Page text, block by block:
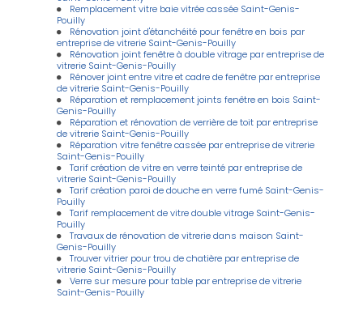
Remplacement vitre baie vitrée cassée Saint-Genis-
Pouilly
Rénovation joint d'étanchéité pour fenêtre en bois par
entreprise de vitrerie Saint-Genis-Pouilly
Rénovation joint fenêtre à double vitrage par entreprise de
vitrerie Saint-Genis-Pouilly
Rénover joint entre vitre et cadre de fenêtre par entreprise
de vitrerie Saint-Genis-Pouilly
Réparation et remplacement joints fenêtre en bois Saint-
Genis-Pouilly
Réparation et rénovation de verrière de toit par entreprise
de vitrerie Saint-Genis-Pouilly
Réparation vitre fenêtre cassée par entreprise de vitrerie
Saint-Genis-Pouilly
Tarif création de vitre en verre teinté par entreprise de
vitrerie Saint-Genis-Pouilly
Tarif création paroi de douche en verre fumé Saint-Genis-
Pouilly
Tarif remplacement de vitre double vitrage Saint-Genis-
Pouilly
Travaux de rénovation de vitrerie dans maison Saint-
Genis-Pouilly
Trouver vitrier pour trou de chatière par entreprise de
vitrerie Saint-Genis-Pouilly
Verre sur mesure pour table par entreprise de vitrerie
Saint-Genis-Pouilly